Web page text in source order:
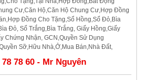
Cư,Căn Hộ,Căn Hộ Chung Cư,Hợp Đồng
Đồng Cho Tặng,Sổ Hồng,Sổ Đỏ,Bìa
Đỏ, Sổ Trắng,Bìa Trắng, Giấy Hồng,Giấy
Chứng Nhận, GCN,Quyền Sử Dụng
Sỡ,Hữu Nhà,Ở,Mua Bán,Nhà Đất,
78 78 60 - Mr Nguyên